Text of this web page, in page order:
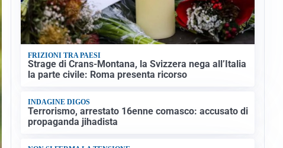
FRIZIONI TRA PAESI
Strage di Crans-Montana, la Svizzera nega all’Italia
la parte civile: Roma presenta ricorso
INDAGINE DIGOS
Terrorismo, arrestato 16enne comasco: accusato di
propaganda jihadista